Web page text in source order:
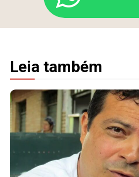
Leia também